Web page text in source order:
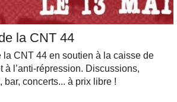
la CNT 44
la CNT 44 en soutien à la caisse de
à l’anti-répression. Discussions,
bar, concerts... à prix libre !